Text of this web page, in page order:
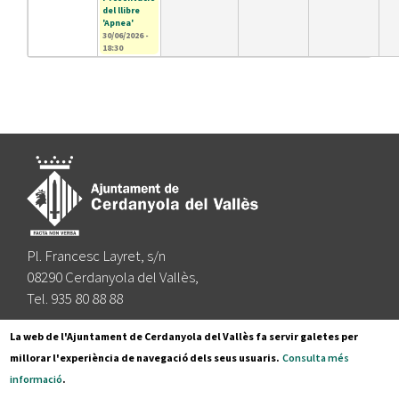
del llibre
'Apnea'
30/06/2026 -
18:30
Pl. Francesc Layret, s/n
08290 Cerdanyola del Vallès,
Tel. 935 80 88 88
Segueix-nos a:
La web de l'Ajuntament de Cerdanyola del Vallès fa servir galetes per
millorar l'experiència de navegació dels seus usuaris. Consulta més
informació.